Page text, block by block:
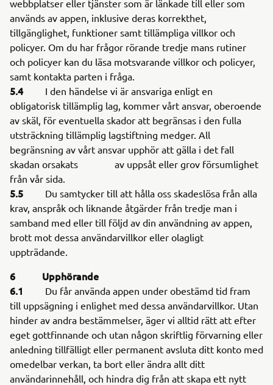
webbplatser eller tjänster som är länkade till eller som
används av appen, inklusive deras korrekthet,
tillgänglighet, funktioner samt tillämpliga villkor och
policyer. Om du har frågor rörande tredje mans rutiner
och policyer kan du läsa motsvarande villkor och policyer,
samt kontakta parten i fråga.
5.4
I den händelse vi är ansvariga enligt en
obligatorisk tillämplig lag, kommer vårt ansvar, oberoende
av skäl, för eventuella skador att begränsas i den fulla
utsträckning tillämplig lagstiftning medger. All
begränsning av vårt ansvar upphör att gälla i det fall
skadan orsakats av uppsåt eller grov försumlighet
från vår sida.
5.5
Du samtycker till att hålla oss skadeslösa från alla
krav, anspråk och liknande åtgärder från tredje man i
samband med eller till följd av din användning av appen,
brott mot dessa användarvillkor eller olagligt
uppträdande.
6 Upphörande
6.1
Du får använda appen under obestämd tid fram
till uppsägning i enlighet med dessa användarvillkor. Utan
hinder av andra bestämmelser, äger vi alltid rätt att efter
eget gottfinnande och utan någon skriftlig förvarning eller
anledning tillfälligt eller permanent avsluta ditt konto med
omedelbar verkan, ta bort eller ändra allt ditt
användarinnehåll, och hindra dig från att skapa ett nytt